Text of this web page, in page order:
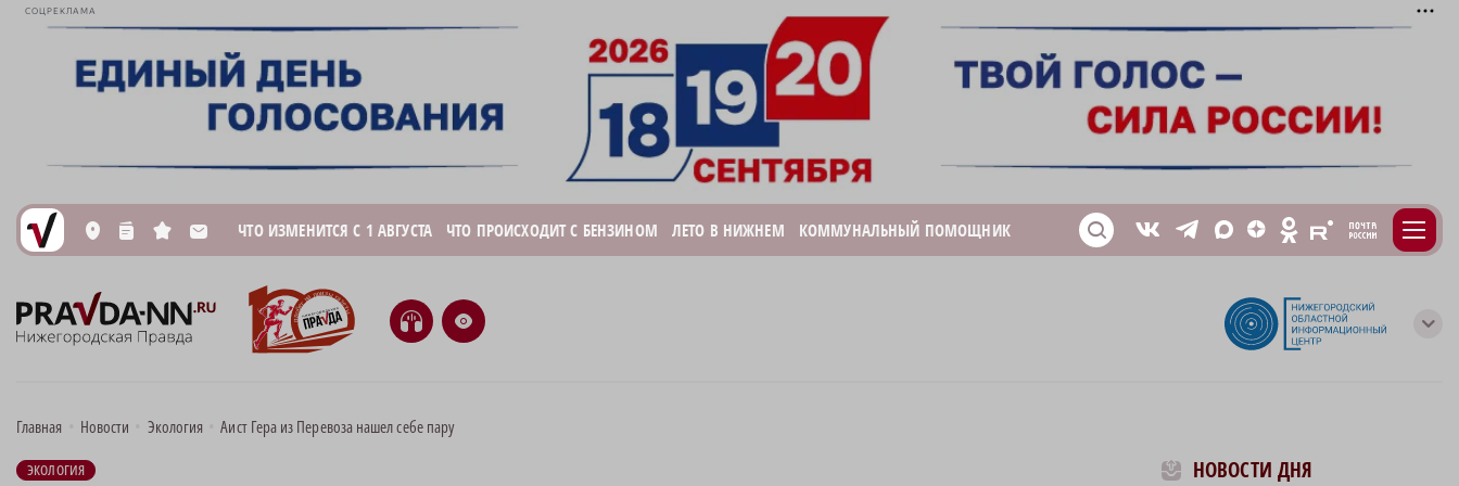
СОЦРЕКЛАМА
L n s M ЧТО ИЗМЕНИТСЯ С 1 АВГУСТА ЧТО ПРОИСХОДИТ С БЕНЗИНОМ ЛЕТО В НИЖНЕМ КОММУНАЛЬНЫЙ ПОМОЩНИК S V T X Z O E m
H e с
Главная Новости Экология Аист Гера из Перевоза нашел себе пару
ЭКОЛОГИЯ НОВОСТИ ДНЯ